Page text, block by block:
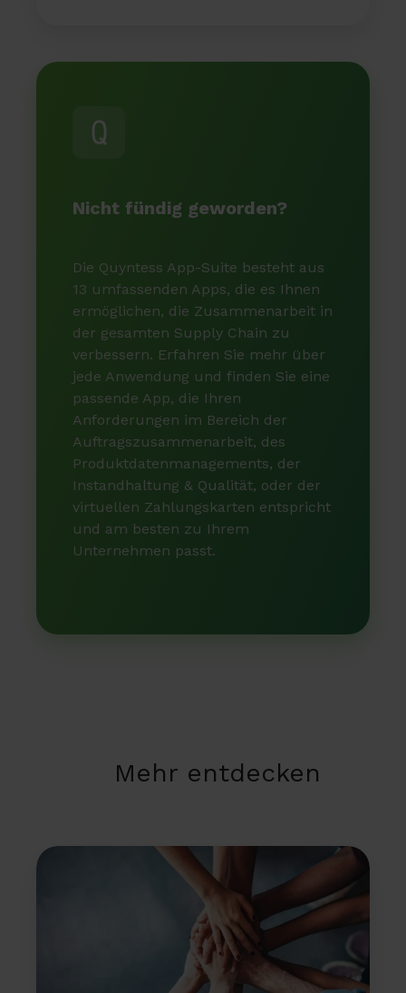
Nicht fündig geworden?
Die Quyntess App-Suite besteht aus
13 umfassenden Apps, die es Ihnen
ermöglichen, die Zusammenarbeit in
der gesamten Supply Chain zu
verbessern. Erfahren Sie mehr über
jede Anwendung und finden Sie eine
passende App, die Ihren
Anforderungen im Bereich der
Auftragszusammenarbeit, des
Produktdatenmanagements, der
Instandhaltung & Qualität, oder der
virtuellen Zahlungskarten entspricht
und am besten zu Ihrem
Unternehmen passt.
Mehr entdecken
PipeChain
Softwareunternehmen